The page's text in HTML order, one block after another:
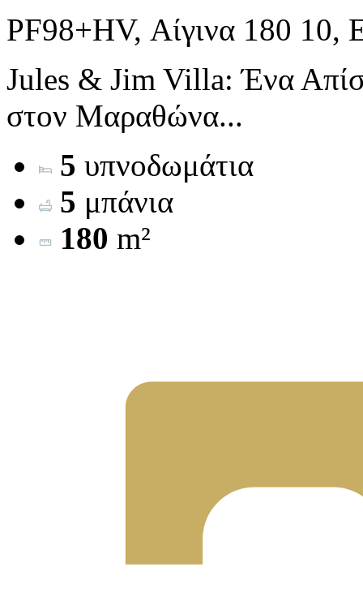
PF98+HV, Αίγινα 180 10,
Jules & Jim Villa: Ένα
στον Μαραθώνα...
5 υπνοδωμάτια
5 μπάνια
180 m²